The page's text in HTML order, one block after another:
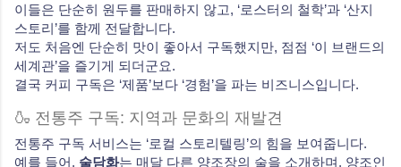
이들은 단순히 원두를 판매하지 않고, ‘로스터의 철학’과 ‘산지
스토리’를 함께 전달합니다.
저도 처음엔 단순히 맛이 좋아서 구독했지만, 점점 ‘이 브랜드의
세계관’을 즐기게 되더군요.
결국 커피 구독은 ‘제품’보다 ‘경험’을 파는 비즈니스입니다.
🍶 전통주 구독: 지역과 문화의 재발견
전통주 구독 서비스는 ‘로컬 스토리텔링’의 힘을 보여줍니다.
예를 들어, 술담화는 매달 다른 양조장의 술을 소개하며, 양조인